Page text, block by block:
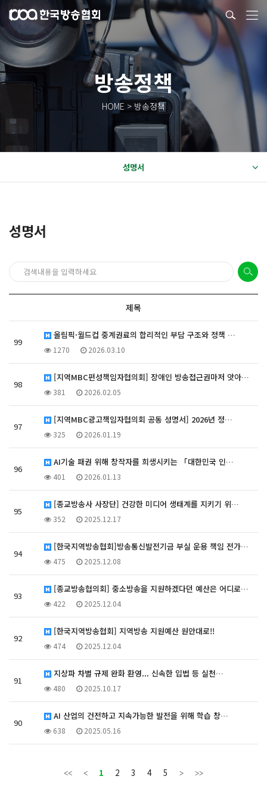
방송정책
HOME > 방송정책
성명서
성명서
제목
99
올림픽·월드컵 중계권료의 합리적인 부담 구조와 정책 …
1270 2026.03.10
98
[지역MBC편성책임자협의회] 장애인 방송접근권마저 앗아…
381 2026.02.05
97
[지역MBC광고책임자협의회 공동 성명서] 2026년 정…
325 2026.01.19
96
AI기술 패권 위해 창작자를 희생시키는 「대한민국 인…
401 2026.01.13
95
[종교방송사 사장단] 건강한 미디어 생태계를 지키기 위…
352 2025.12.17
94
[한국지역방송협회]방송통신발전기금 부실 운용 책임 전가…
475 2025.12.08
93
[종교방송협의회] 중소방송을 지원하겠다던 예산은 어디로…
422 2025.12.04
92
[한국지역방송협회] 지역방송 지원예산 원안대로!!
474 2025.12.04
91
지상파 차별 규제 완화 환영... 신속한 입법 등 실천…
480 2025.10.17
90
AI 산업의 건전하고 지속가능한 발전을 위해 학습 창…
638 2025.05.16
1 2 3 4 5